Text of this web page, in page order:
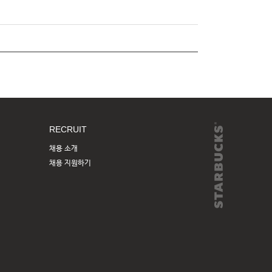
RECRUIT
채용 소개
채용 지원하기